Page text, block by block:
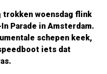
trokken woensdag flink
Parade in Amsterdam.
schepen keek,
iets dat